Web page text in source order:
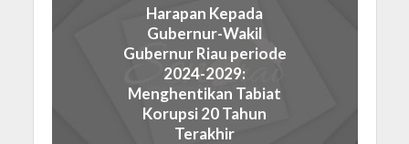
Harapan Kepada
Gubernur-Wakil
Gubernur Riau periode
2024-2029:
Menghentikan Tabiat
Korupsi 20 Tahun
Terakhir